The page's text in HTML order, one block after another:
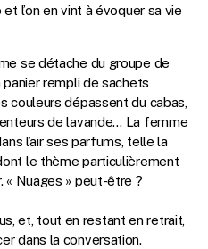
l’on en vint à évoquer sa vie
se détache du groupe de
rempli de sachets
couleurs dépassent du cabas,
de lavande… La femme
l’air ses parfums, telle la
le thème particulièrement
« Nuages » peut-être ?
et, tout en restant en retrait,
dans la conversation.